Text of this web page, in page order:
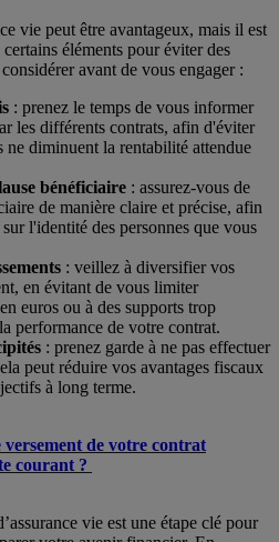
vie peut être avantageux, mais il est
éléments pour éviter des
avant de vous engager :
: prenez le temps de vous informer
les différents contrats, afin d'éviter
ne diminuent la rentabilité attendue
bénéficiaire : assurez-vous de
de manière claire et précise, afin
l'identité des personnes que vous
: veillez à diversifier vos
en évitant de vous limiter
euros ou à des supports trop
performance de votre contrat.
: prenez garde à ne pas effectuer
peut réduire vos avantages fiscaux
à long terme.
versement de votre contrat
courant ?
vie est une étape clé pour